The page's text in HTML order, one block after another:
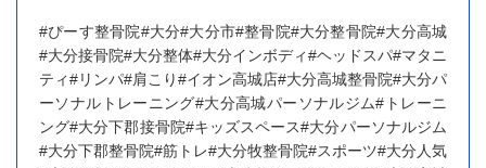
#ぴーす整骨院#大分#大分市#整骨院#大分整骨院#大分高城
#大分接骨院#大分整体#大分インボディ#ヘッドスパ#マタニ
ティ#リンパ#肩こり#イオン高城店#大分高城整骨院#大分パ
ーソナルトレーニング#大分高城パーソナルジム#トレーニ
ング#大分下郡接骨院#キッズスペース#大分パーソナルジム
#大分下郡整骨院#筋トレ#大分牧整骨院#スポーツ#大分人気